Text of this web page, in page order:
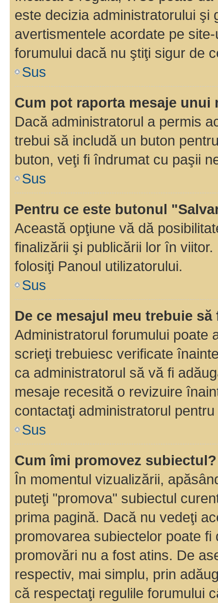
este decizia administratorului şi
avertismentele acordate pe
forumului dacă nu ştiţi sigur de
Sus
Cum pot raporta mesaje unui
Dacă administratorul a permis
trebui să includă un buton
buton, veţi fi îndrumat cu paşii
Sus
Pentru ce este butonul
Această opţiune vă dă
finalizării şi publicării lor în
folosiţi Panoul utilizatorului.
Sus
De ce mesajul meu trebuie
Administratorul forumului poate
scrieţi trebuiesc verificate
ca administratorul să vă fi
mesaje recesită o revizuire
contactaţi administratorul
Sus
Cum îmi promovez subiectul?
În momentul vizualizării,
puteţi "promova" subiectul
prima pagină. Dacă nu vedeţi
promovarea subiectelor poate
promovări nu a fost atins. De
respectiv, mai simplu, prin
că respectaţi regulile forumului